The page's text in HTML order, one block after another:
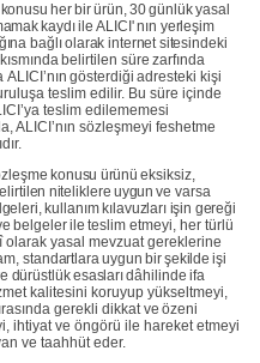
konusu her birürün,30günlükyasal
kaydıile ALICI' nın yerleşim
bağlıolarak internetsitesindeki
kısmında belirtilen süre zarfında
ALICI’nın gösterdiği adresteki kişi
teslim edilir. Bu süre içinde
teslim edilememesi
ALICI’nın sözleşmeyi feshetme
konusu ürünü eksiksiz,
niteliklere uygun ve varsa
kullanımkılavuzları işin gereği
belgelerile teslim etmeyi, her türlü
olarak yasal mevzuat gereklerine
standartlarauygun birşekilde işi
dürüstlükesaslarıdâhilinde ifa
kalitesini koruyup yükseltmeyi,
gerekli dikkat ve özeni
ihtiyat ve öngörü ile hareket etmeyi
ve taahhüt eder.